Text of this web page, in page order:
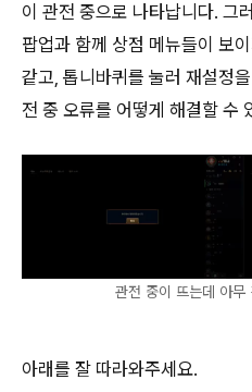
이 관전 중으로 나타납니다. 그
팝업과 함께 상점 메뉴들이 보
같고, 톱니바퀴를 눌러 재설정
전 중 오류를 어떻게 해결할 수
관전 중이 뜨는데 아무
아래를 잘 따라와주세요.